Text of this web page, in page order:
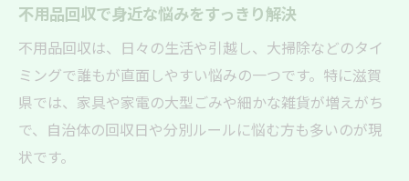
安心感を重視した不用品回収のチェック項
目
初めての方におすすめの不用品回収相談法
丁寧な対応が魅力の不用品回収サービス
不用品回収サービスが暮らしを変える理由
不用品回収で身近な悩みをすっきり解決
不用品回収は、日々の生活や引越し、大掃除などのタイ
ミングで誰もが直面しやすい悩みの一つです。特に滋賀
県では、家具や家電の大型ごみや細かな雑貨が増えがち
で、自治体の回収日や分別ルールに悩む方も多いのが現
状です。